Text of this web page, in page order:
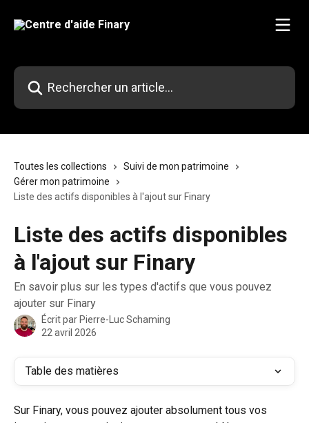
Rechercher un article...
Toutes les collections
Suivi de mon patrimoine
Gérer mon patrimoine
Liste des actifs disponibles à l'ajout sur Finary
Liste des actifs disponibles
à l'ajout sur Finary
En savoir plus sur les types d'actifs que vous pouvez
ajouter sur Finary
Écrit par Pierre-Luc Schaming
22 avril 2026
Table des matières
Sur Finary, vous pouvez ajouter absolument tous vos